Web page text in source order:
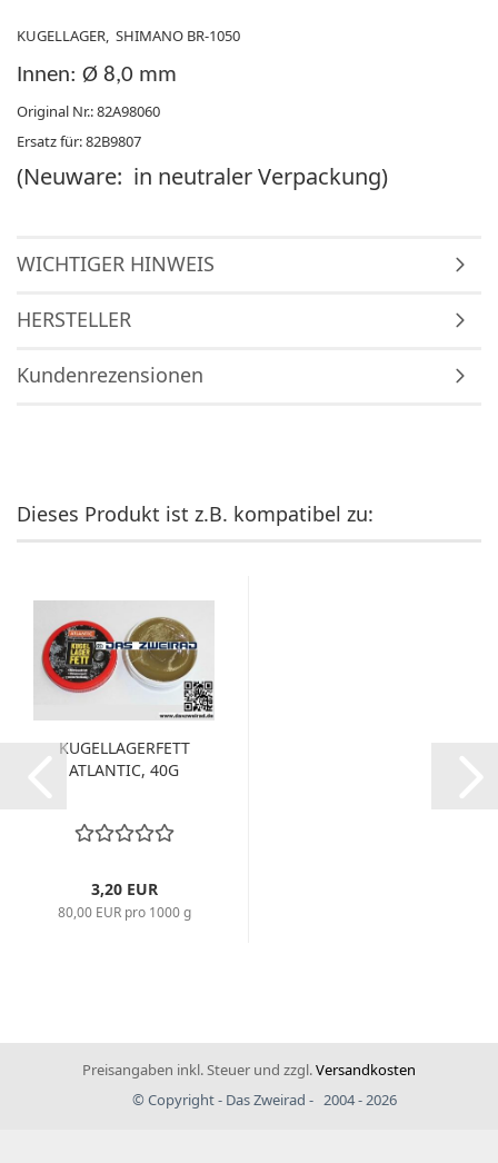
KUGELLAGER, SHIMANO BR-1050
Innen: Ø 8,0 mm
Original Nr.: 82A98060
Ersatz für: 82B9807
(Neuware: in neutraler Verpackung)
WICHTIGER HINWEIS
HERSTELLER
Kundenrezensionen
Dieses Produkt ist z.B. kompatibel zu:
KUGELLAGERFETT
ATLANTIC, 40G
3,20 EUR
80,00 EUR pro 1000 g
Preisangaben inkl. Steuer und zzgl.Versandkosten
© Copyright - Das Zweirad - 2004 - 2026